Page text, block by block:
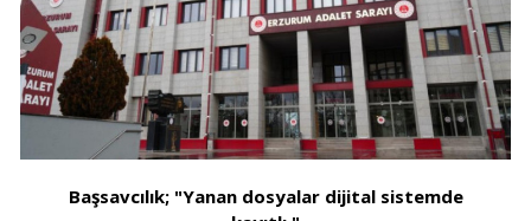
Başsavcılık; "Yanan dosyalar dijital sistemde